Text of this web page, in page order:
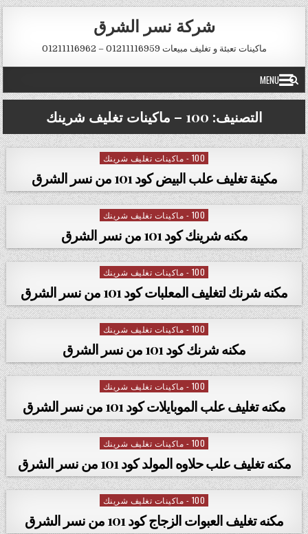
Skip to content
شركة نسر الشرق
ماكينات تعبئة و تغليف مبيعات 01211116959 – 01211116962
MENU
التصنيف: 100 – ماكينات تغليف شرينك
Posted in
100 - ماكينات تغليف شرينك
مكينة تغليف علب البيض كود 101 من نسر الشرق
Posted in
100 - ماكينات تغليف شرينك
مكنه شرينك كود 101 من نسر الشرق
Posted in
100 - ماكينات تغليف شرينك
مكنه شرنك لتغليف المعلبات كود 101 من نسر الشرق
Posted in
100 - ماكينات تغليف شرينك
مكنه شرنك كود 101 من نسر الشرق
Posted in
100 - ماكينات تغليف شرينك
مكنه تغليف علب الموبايلات كود 101 من نسر الشرق
Posted in
100 - ماكينات تغليف شرينك
مكنه تغليف علب حلاوه المولد كود 101 من نسر الشرق
Posted in
100 - ماكينات تغليف شرينك
مكنه تغليف العبوات الزجاج كود 101 من نسر الشرق